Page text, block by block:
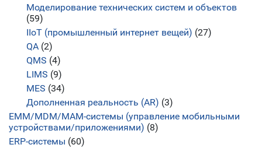
Моделирование технических систем и объектов
(59)
IIoT (промышленный интернет вещей) (27)
QA (2)
QMS (4)
LIMS (9)
MES (34)
Дополненная реальность (AR) (3)
EMM/MDM/MAM-системы (управление мобильными
устройствами/приложениями) (8)
ERP-системы (60)